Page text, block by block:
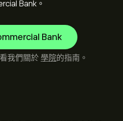
Bank。
Bank
我們關於 學院的指南。